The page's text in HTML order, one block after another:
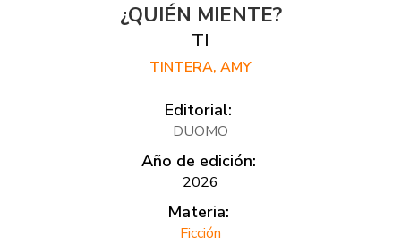
¿QUIÉN MIENTE?
TI
TINTERA, AMY
Editorial:
DUOMO
Año de edición:
2026
Materia:
Ficción